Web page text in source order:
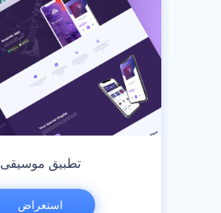
تطبيق موسيقى
استعراض